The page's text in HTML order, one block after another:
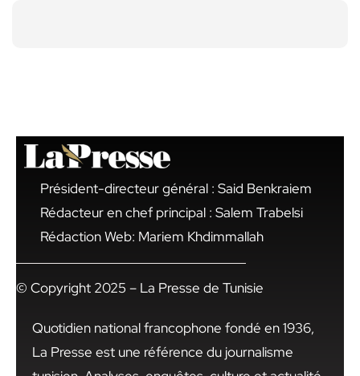
Président-directeur général : Said Benkraiem
Rédacteur en chef principal : Salem Trabelsi
Rédaction Web: Mariem Khdimmallah
© Copyright 2025 – La Presse de Tunisie
Quotidien national francophone fondé en 1936,
La Presse est une référence du journalisme